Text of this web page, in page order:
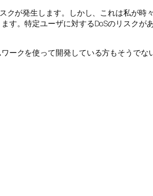
が発生します。しかし、これは私が時
。特定ユーザに対するDoSのリスクが
ークを使って開発している方もそうでな